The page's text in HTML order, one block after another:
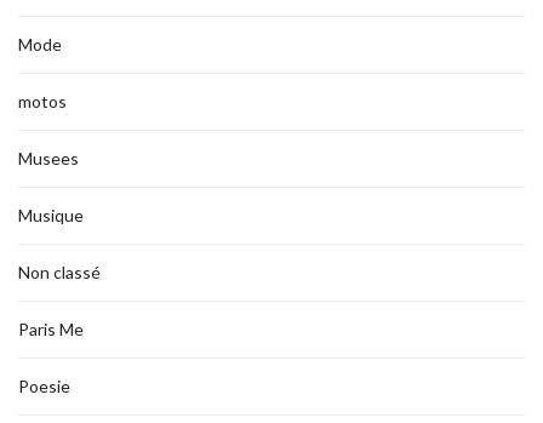
Mode
motos
Musees
Musique
Non classé
Paris Me
Poesie